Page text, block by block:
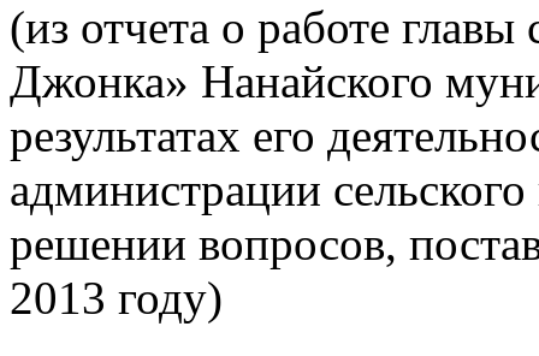
(из отчета о работе
Джонка» Нанайского
результатах его
администрации
решении вопросов,
2013 году)